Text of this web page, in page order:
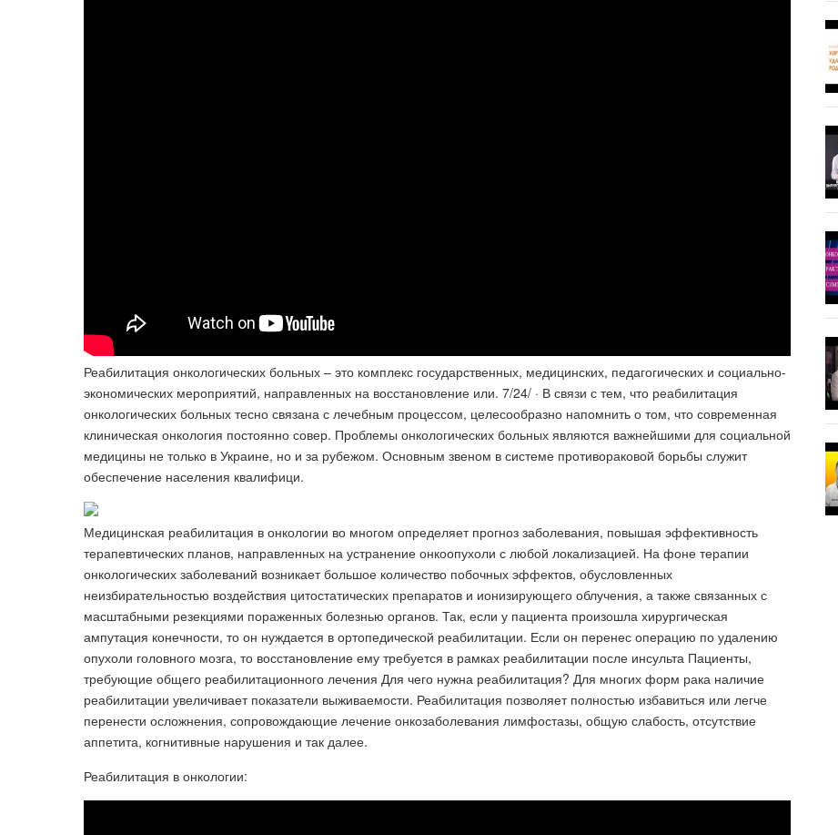
Реабилитация онкологических больных – это комплекс государственных, медицинских, педагогических и социально-
экономических мероприятий, направленных на восстановление или. 7/24/ · В связи с тем, что реабилитация
онкологических больных тес­но связана с лечебным процессом, целесообразно напомнить о том, что современная
клиническая онкология постоянно совер. Проблемы онкологических больных являются важнейшими для социальной
медицины не только в Украине, но и за рубежом. Основным звеном в системе противораковой борьбы служит
обеспечение населения квалифици.
Медицинская реабилитация в онкологии во многом определяет прогноз заболевания, повышая эффективность
терапевтических планов, направленных на устранение онкоопухоли с любой локализацией. На фоне терапии
онкологических заболеваний возникает большое количество побочных эффектов, обусловленных
неизбирательностью воздействия цитостатических препаратов и ионизирующего облучения, а также связанных с
масштабными резекциями пораженных болезнью органов. Так, если у пациента произошла хирургическая
ампутация конечности, то он нуждается в ортопедической реабилитации. Если он перенес операцию по удалению
опухоли головного мозга, то восстановление ему требуется в рамках реабилитации после инсульта Пациенты,
требующие общего реабилитационного лечения Для чего нужна реабилитация? Для многих форм рака наличие
реабилитации увеличивает показатели выживаемости. Реабилитация позволяет полностью избавиться или легче
перенести осложнения, сопровождающие лечение онкозаболевания лимфостазы, общую слабость, отсутствие
аппетита, когнитивные нарушения и так далее.
Реабилитация в онкологии: